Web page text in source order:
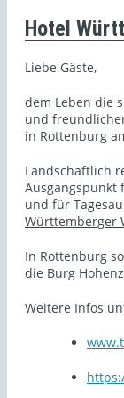
Hotel
Liebe Gäste,
dem Leben die
und
in Rottenburg
Landschaftlich
Ausgangspunkt
und für
Württemberger
In Rottenburg
die Burg
Weitere Infos